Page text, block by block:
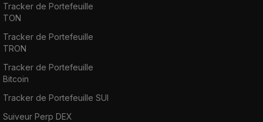
Tracker de Portefeuille
TON
Tracker de Portefeuille
TRON
Tracker de Portefeuille
Bitcoin
Tracker de Portefeuille SUI
Suiveur Perp DEX